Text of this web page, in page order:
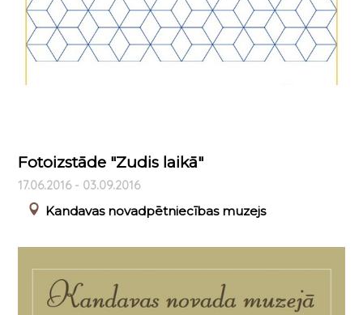
Fotoizstāde "Zudis laikā"
17.06.2016 - 03.09.2016
Kandavas novadpētniecības muzejs